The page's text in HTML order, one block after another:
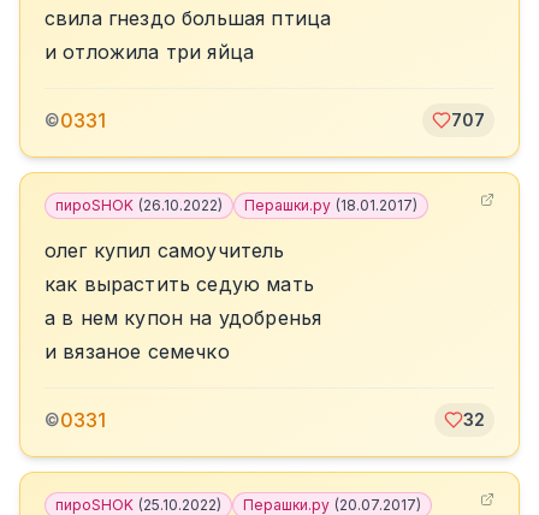
свила гнездо большая птица
и отложила три яйца
©0331 707
пироSHOK (26.10.2022) Перашки.ру (18.01.2017)
олег купил самоучитель
как вырастить седую мать
а в нем купон на удобренья
и вязаное семечко
©0331 32
пироSHOK (25.10.2022) Перашки.ру (20.07.2017)